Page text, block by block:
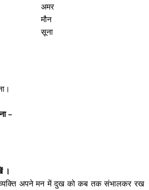
अमर
मौन
सूना
–
।
अपने मन में दुख को कब तक संभालकर रख